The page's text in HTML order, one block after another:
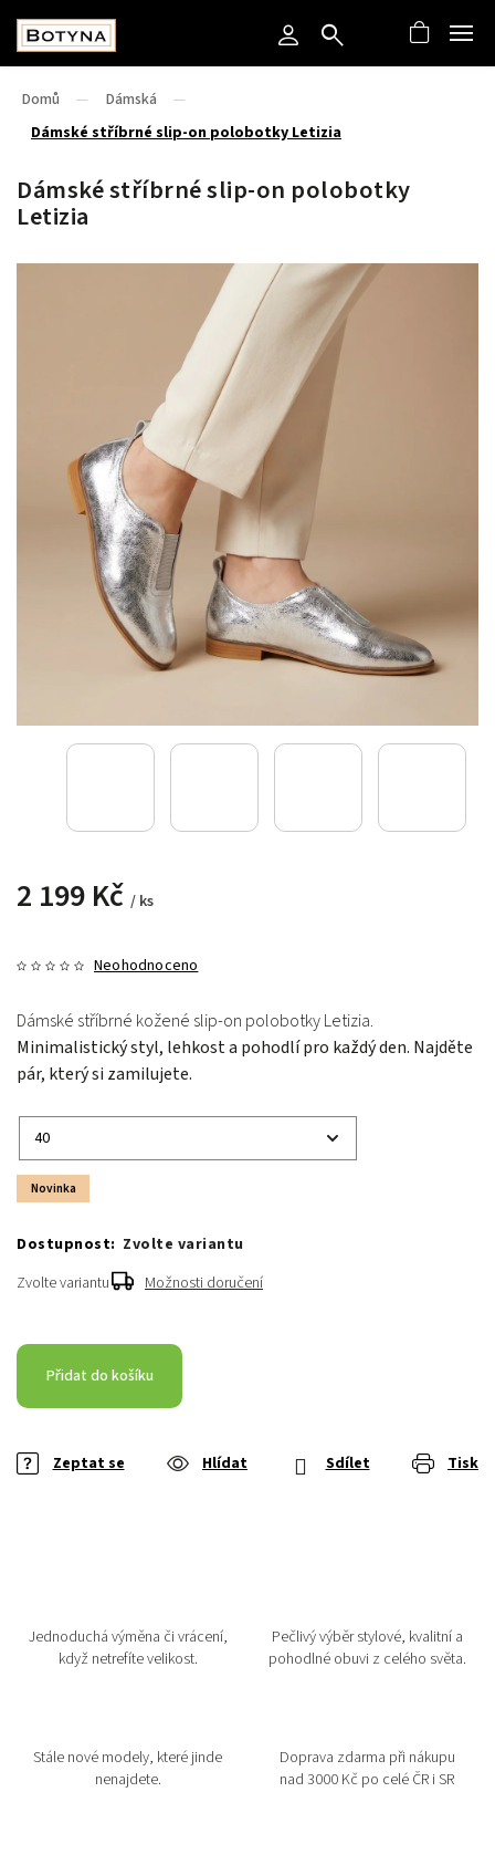
Domů / Dámská
/
Dámské stříbrné slip-on polobotky Letizia
Dámské stříbrné slip-on polobotky
Letizia
2 199 Kč / ks
Novinka
Neohodnoceno
Dámské stříbrné kožené slip-on polobotky Letizia.
Minimalistický styl, lehkost a pohodlí pro každý den. Najděte
pár, který si zamilujete.
Zvolte variantu
Zvolte variantu
Možnosti doručení
Přidat do košíku
Tisk
Zeptat se Hlídat Sdílet
Jednoduchá výměna či vrácení,
když netrefíte velikost.
Pečlivý výběr stylové, kvalitní a
pohodlné obuvi z celého světa.
Stále nové modely, které jinde
nenajdete.
Doprava zdarma při nákupu
nad 3000 Kč po celé ČR i SR